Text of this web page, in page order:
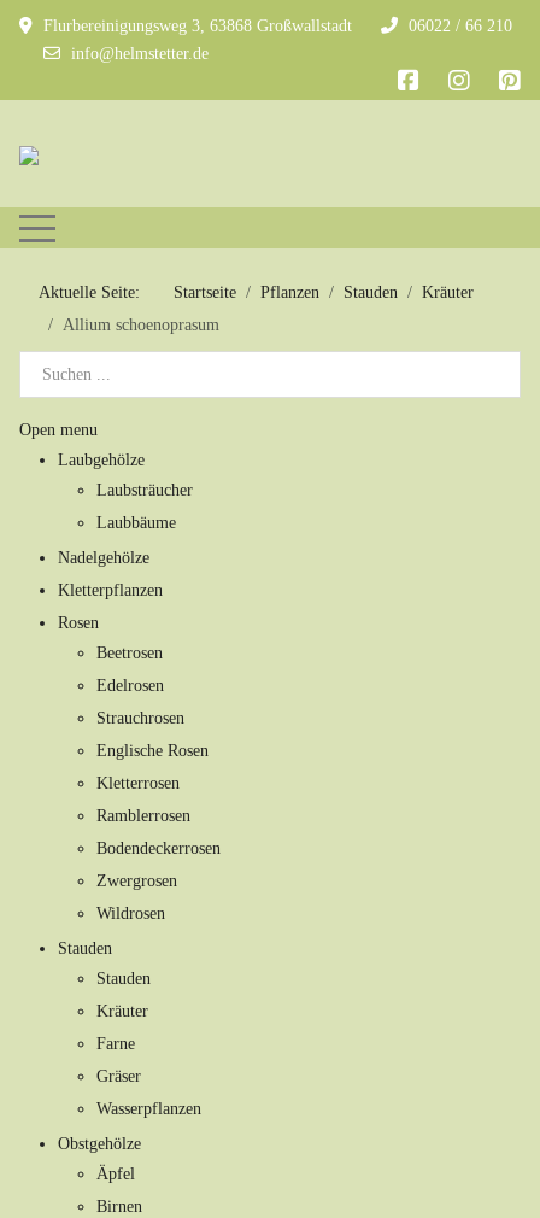
Flurbereinigungsweg 3, 63868 Großwallstadt
06022 / 66 210
info@helmstetter.de
Mobile Menu Toggle
Aktuelle Seite: Startseite Pflanzen Stauden
Kräuter
Allium schoenoprasum
Open menu
Laubgehölze
Laubsträucher
Laubbäume
Nadelgehölze
Kletterpflanzen
Rosen
Beetrosen
Edelrosen
Strauchrosen
Englische Rosen
Kletterrosen
Ramblerrosen
Bodendeckerrosen
Zwergrosen
Wildrosen
Stauden
Stauden
Kräuter
Farne
Gräser
Wasserpflanzen
Obstgehölze
Äpfel
Birnen